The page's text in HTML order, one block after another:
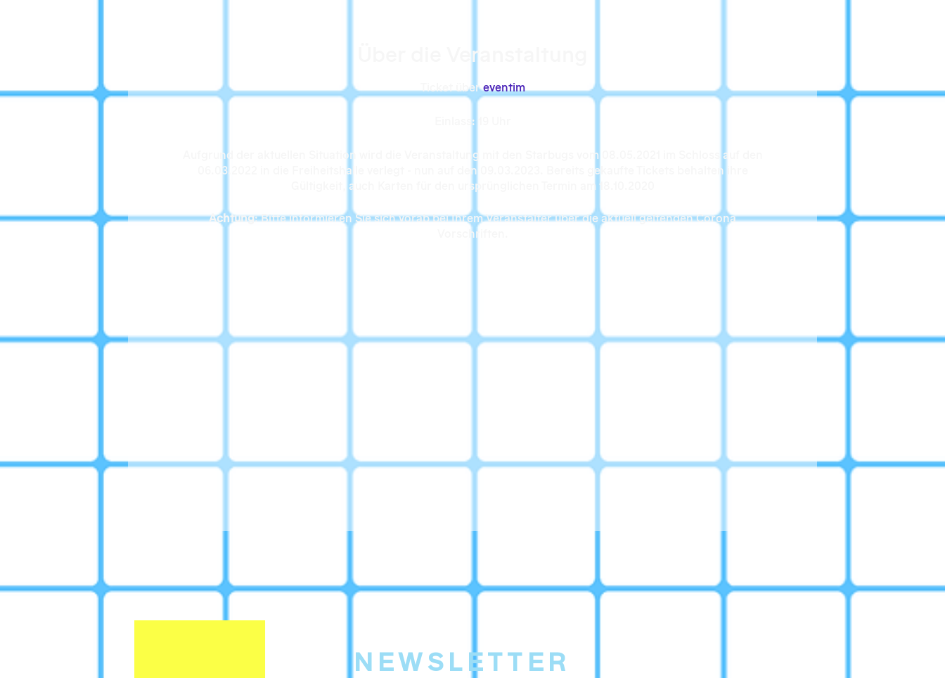
Über die Veranstaltung
Ticket übereventim
Einlass: 19 Uhr
Aufgrund der aktuellen Situation wird die Veranstaltung mit den Starbugs vom 08.05.2021 im Schloss auf den
06.03.2022 in die Freiheitshalle verlegt - nun auf den 09.03.2023. Bereits gekaufte Tickets behalten ihre
Gültigkeit, auch Karten für den ursprünglichen Termin am 18.10.2020
Achtung: Bitte informieren Sie sich vorab bei Ihrem Veranstalter über die aktuell geltenden Corona
Vorschriften.
NEWSLETTER